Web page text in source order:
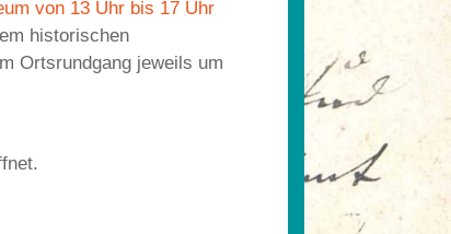
von 13 Uhr bis 17 Uhr
historischen
Ortsrundgang jeweils um